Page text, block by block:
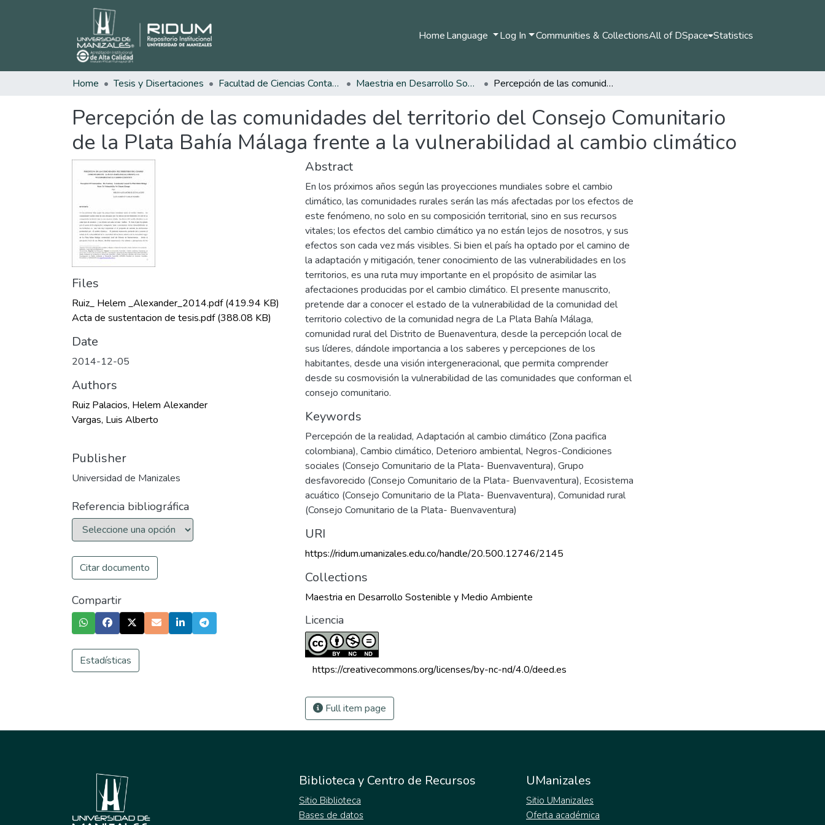
HomeLanguage Log In Communities & CollectionsAll of DSpace Statistics
Home Tesis y Disertaciones Facultad de Ciencias Contables Económicas y Administrativas Maestria en Desarrollo Sostenible y Medio Ambiente Percepción de las comunidades del territorio del Consejo Comunitario de la Plata Bahía Málaga frente a la vulnerabilidad al cambio climático
Percepción de las comunidades del territorio del Consejo Comunitario
de la Plata Bahía Málaga frente a la vulnerabilidad al cambio climático
Files
Ruiz_ Helem _Alexander_2014.pdf(419.94 KB)
Acta de sustentacion de tesis.pdf(388.08 KB)
Date
2014-12-05
Authors
Ruiz Palacios, Helem Alexander
Vargas, Luis Alberto
Publisher
Universidad de Manizales
Referencia bibliográfica
Citar documento
Compartir
Estadísticas
Abstract
En los próximos años según las proyecciones mundiales sobre el cambio
climático, las comunidades rurales serán las más afectadas por los efectos de
este fenómeno, no solo en su composición territorial, sino en sus recursos
vitales; los efectos del cambio climático ya no están lejos de nosotros, y sus
efectos son cada vez más visibles. Si bien el país ha optado por el camino de
la adaptación y mitigación, tener conocimiento de las vulnerabilidades en los
territorios, es una ruta muy importante en el propósito de asimilar las
afectaciones producidas por el cambio climático. El presente manuscrito,
pretende dar a conocer el estado de la vulnerabilidad de la comunidad del
territorio colectivo de la comunidad negra de La Plata Bahía Málaga,
comunidad rural del Distrito de Buenaventura, desde la percepción local de
sus líderes, dándole importancia a los saberes y percepciones de los
habitantes, desde una visión intergeneracional, que permita comprender
desde su cosmovisión la vulnerabilidad de las comunidades que conforman el
consejo comunitario.
Keywords
Percepción de la realidad, Adaptación al cambio climático (Zona pacifica
colombiana), Cambio climático, Deterioro ambiental, Negros-Condiciones
sociales (Consejo Comunitario de la Plata- Buenvaventura), Grupo
desfavorecido (Consejo Comunitario de la Plata- Buenvaventura), Ecosistema
acuático (Consejo Comunitario de la Plata- Buenvaventura), Comunidad rural
(Consejo Comunitario de la Plata- Buenvaventura)
URI
https://ridum.umanizales.edu.co/handle/20.500.12746/2145
Collections
Maestria en Desarrollo Sostenible y Medio Ambiente
Licencia
https://creativecommons.org/licenses/by-nc-nd/4.0/deed.es
Full item page
Biblioteca y Centro de Recursos
Sitio Biblioteca
Bases de datos
UManizales
Sitio UManizales
Oferta académica